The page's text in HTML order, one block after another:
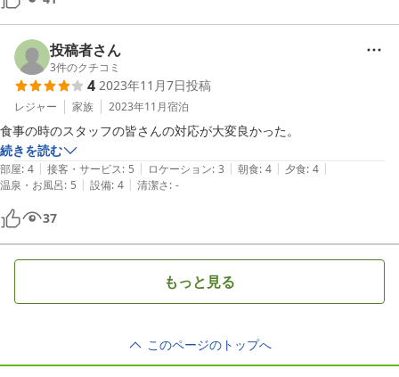
投稿者さん
3件のクチコミ
4 2023年11月7日投稿
レジャー 家族 2023年11月宿泊
食事の時のスタッフの皆さんの対応が大変良かった。
続きを読む
部屋: 4 | 接客・サービス: 5 | ロケーション: 3 | 朝食: 4 | 夕食: 4 |
温泉・お風呂: 5 | 設備: 4 | 清潔さ: -
37
もっと見る
このページのトップへ